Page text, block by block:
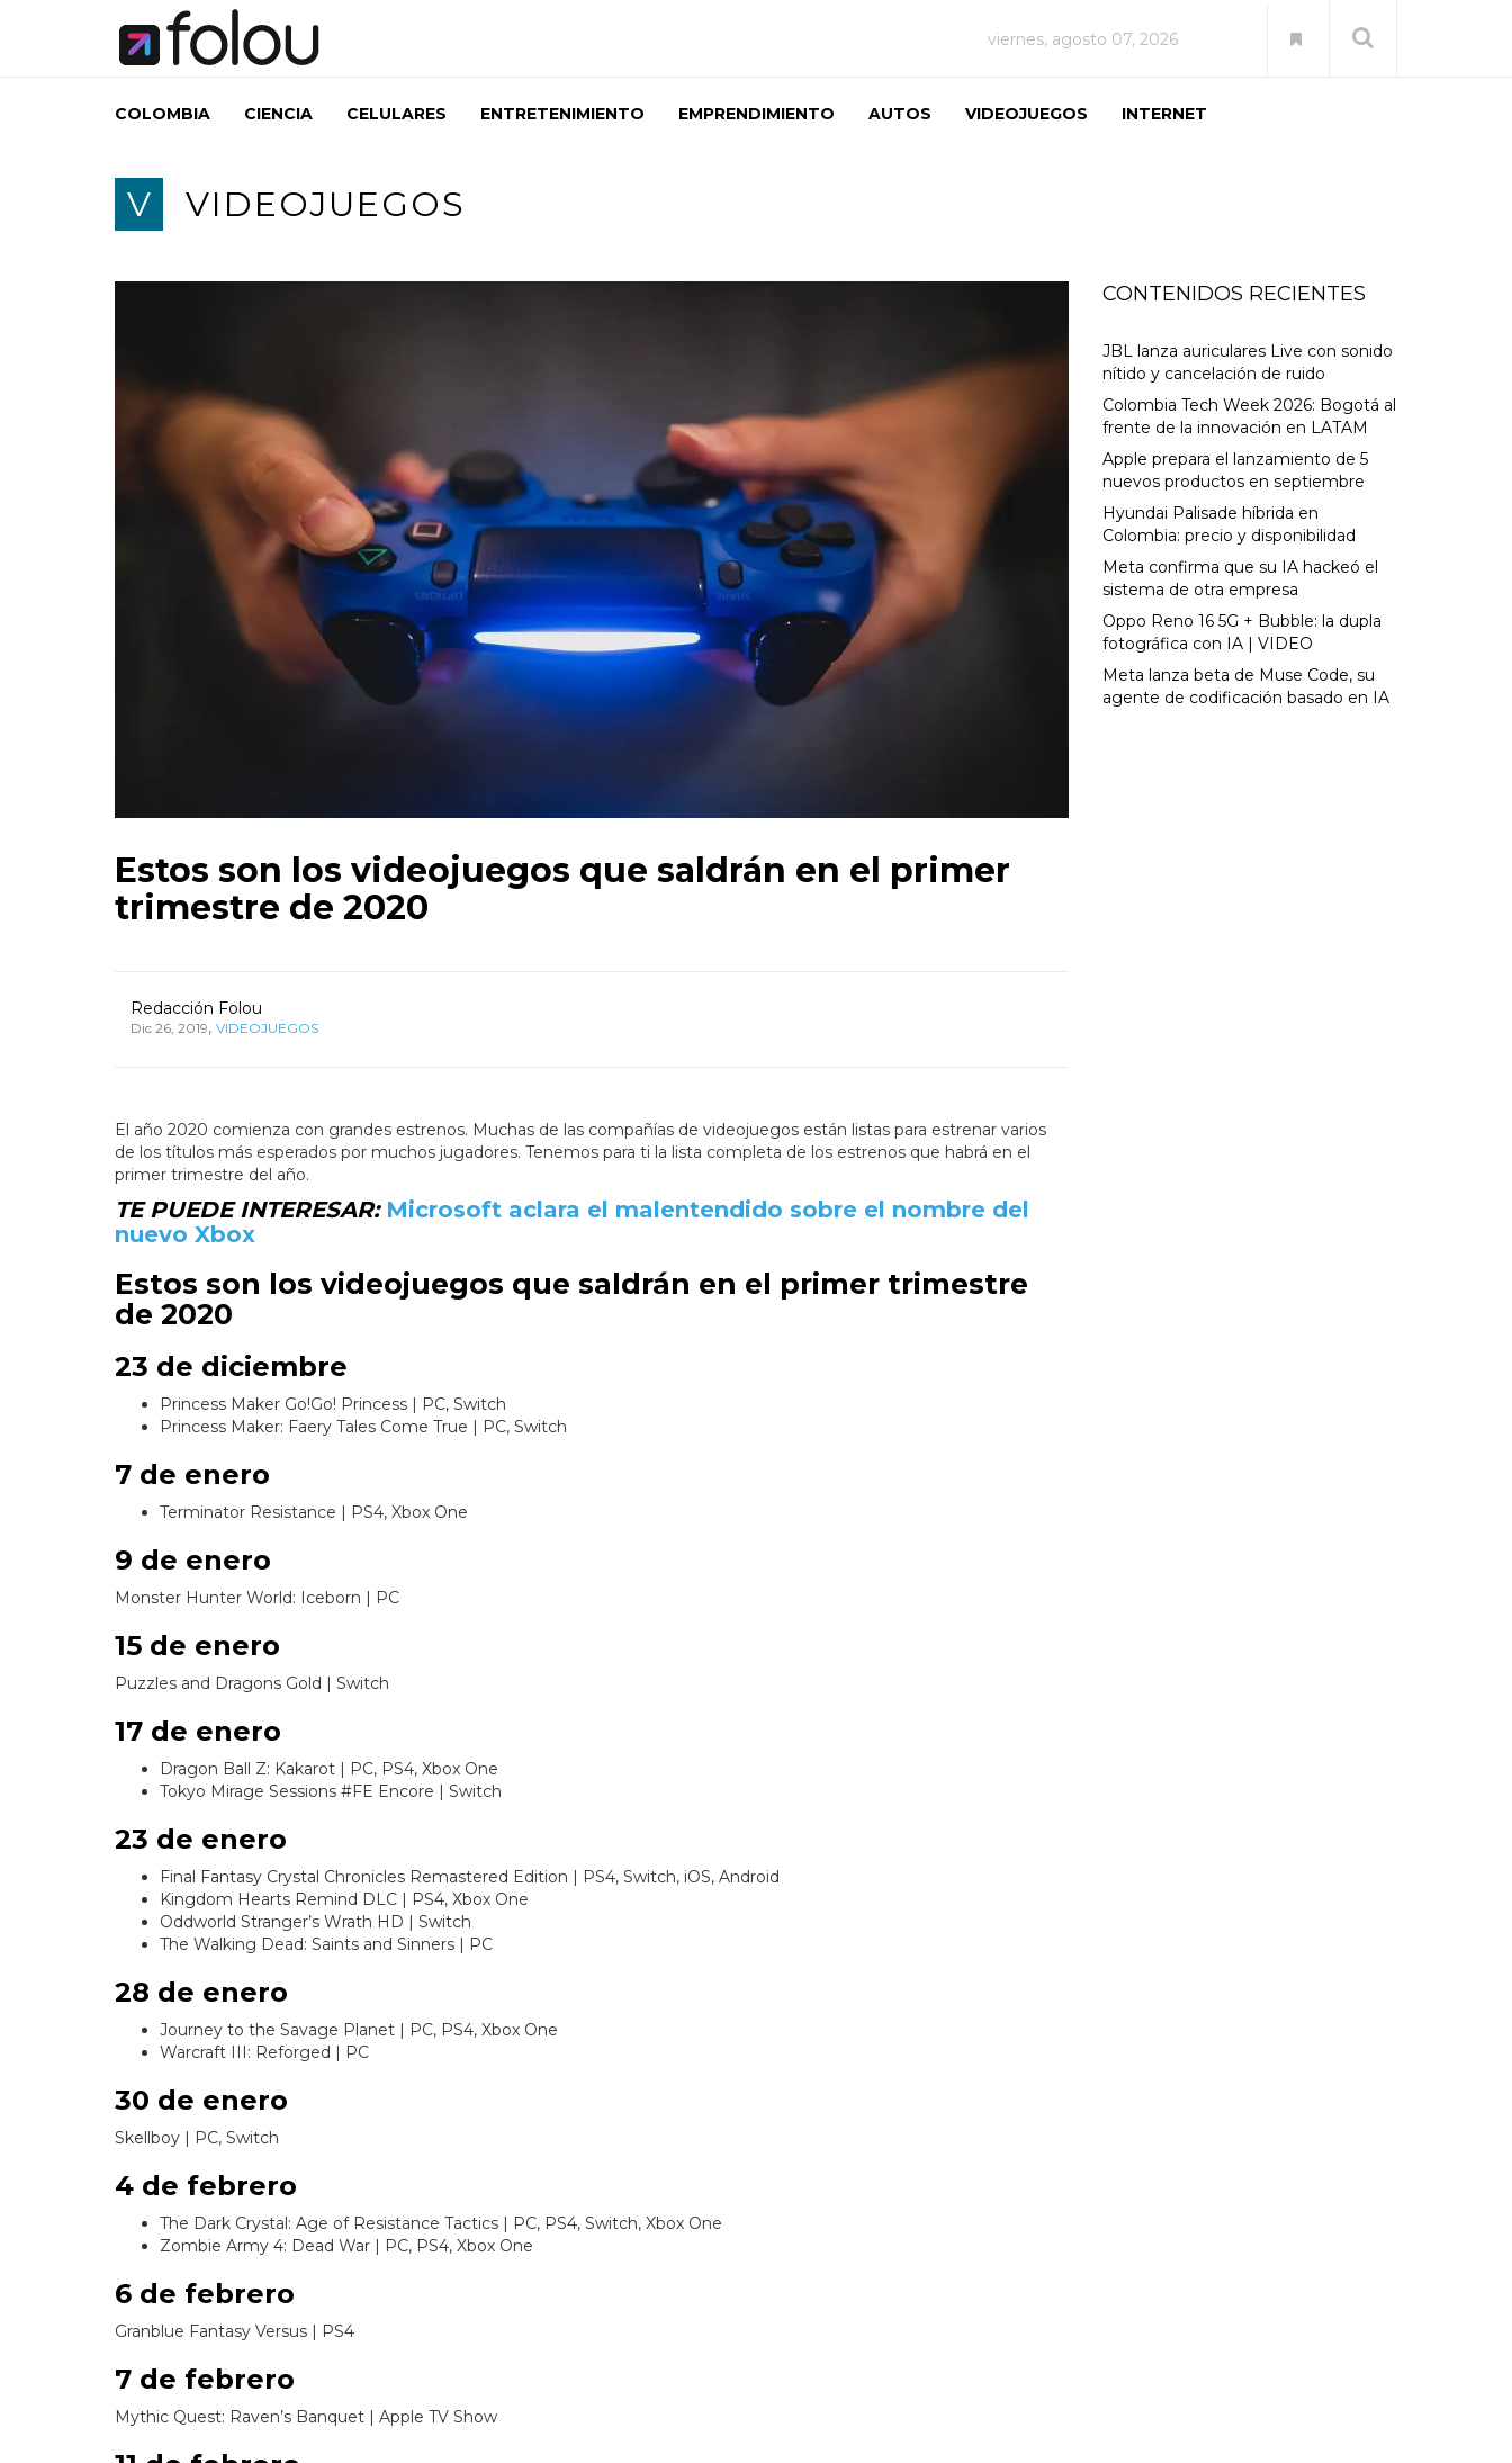
viernes, agosto 07, 2026
COLOMBIA CIENCIA CELULARES ENTRETENIMIENTO EMPRENDIMIENTO AUTOS VIDEOJUEGOS INTERNET
V VIDEOJUEGOS
Estos son los videojuegos que saldrán en el primer
trimestre de 2020
Redacción Folou
Dic 26, 2019, VIDEOJUEGOS
El año 2020 comienza con grandes estrenos. Muchas de las compañías de videojuegos están listas para estrenar varios
de los títulos más esperados por muchos jugadores. Tenemos para ti la lista completa de los estrenos que habrá en el
primer trimestre del año.
TE PUEDE INTERESAR: Microsoft aclara el malentendido sobre el nombre del
nuevo Xbox
Estos son los videojuegos que saldrán en el primer trimestre
de 2020
23 de diciembre
Princess Maker Go!Go! Princess | PC, Switch
Princess Maker: Faery Tales Come True | PC, Switch
7 de enero
Terminator Resistance | PS4, Xbox One
9 de enero
Monster Hunter World: Iceborn | PC
15 de enero
Puzzles and Dragons Gold | Switch
17 de enero
Dragon Ball Z: Kakarot | PC, PS4, Xbox One
Tokyo Mirage Sessions #FE Encore | Switch
23 de enero
Final Fantasy Crystal Chronicles Remastered Edition | PS4, Switch, iOS, Android
Kingdom Hearts Remind DLC | PS4, Xbox One
Oddworld Stranger’s Wrath HD | Switch
The Walking Dead: Saints and Sinners | PC
28 de enero
Journey to the Savage Planet | PC, PS4, Xbox One
Warcraft III: Reforged | PC
30 de enero
Skellboy | PC, Switch
4 de febrero
The Dark Crystal: Age of Resistance Tactics | PC, PS4, Switch, Xbox One
Zombie Army 4: Dead War | PC, PS4, Xbox One
6 de febrero
Granblue Fantasy Versus | PS4
7 de febrero
Mythic Quest: Raven’s Banquet | Apple TV Show
CONTENIDOS RECIENTES
JBL lanza auriculares Live con sonido
nítido y cancelación de ruido
Colombia Tech Week 2026: Bogotá al
frente de la innovación en LATAM
Apple prepara el lanzamiento de 5
nuevos productos en septiembre
Hyundai Palisade híbrida en
Colombia: precio y disponibilidad
Meta confirma que su IA hackeó el
sistema de otra empresa
Oppo Reno 16 5G + Bubble: la dupla
fotográfica con IA | VIDEO
Meta lanza beta de Muse Code, su
agente de codificación basado en IA